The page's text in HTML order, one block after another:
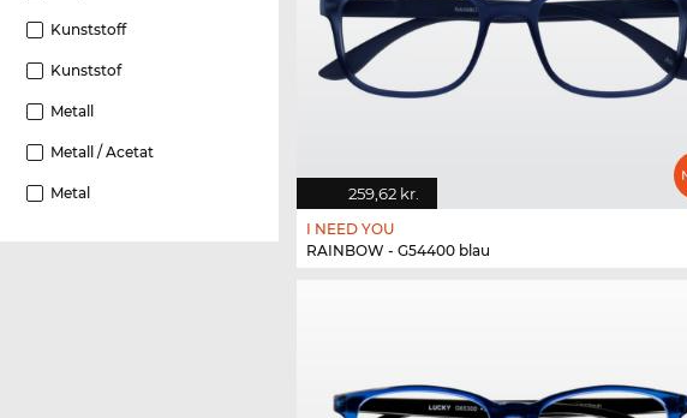
Kunststoff
Kunststof
Metall
Metall / Acetat
Metal 259,62 kr.
I NEED YOU
RAINBOW - G54400 blau